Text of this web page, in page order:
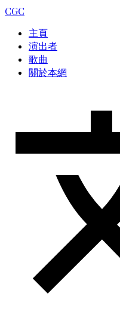
CGC
主頁
演出者
歌曲
關於本網